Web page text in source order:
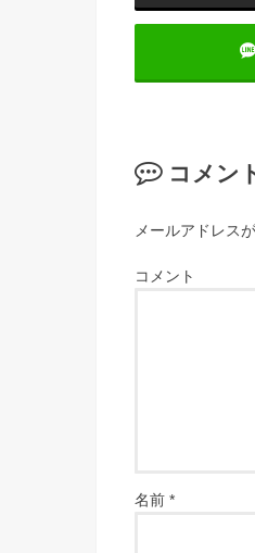
コメン
メールアドレス
コメント
名前 *